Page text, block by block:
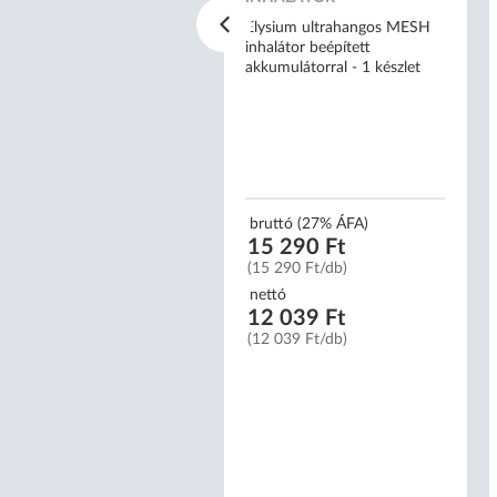
Elysium ultrahangos MESH
inhalátor beépített
akkumulátorral - 1 készlet
bruttó (27% ÁFA)
15 290 Ft
(15 290 Ft/db)
nettó
12 039 Ft
(12 039 Ft/db)